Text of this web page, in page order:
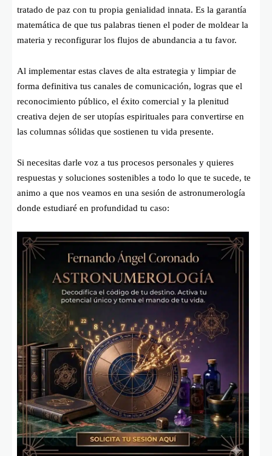
tratado de paz con tu propia genialidad innata. Es la garantía
matemática de que tus palabras tienen el poder de moldear la
materia y reconfigurar los flujos de abundancia a tu favor.
Al implementar estas claves de alta estrategia y limpiar de
forma definitiva tus canales de comunicación, logras que el
reconocimiento público, el éxito comercial y la plenitud
creativa dejen de ser utopías espirituales para convertirse en
las columnas sólidas que sostienen tu vida presente.
Si necesitas darle voz a tus procesos personales y quieres
respuestas y soluciones sostenibles a todo lo que te sucede, te
animo a que nos veamos en una sesión de astronumerología
donde estudiaré en profundidad tu caso: